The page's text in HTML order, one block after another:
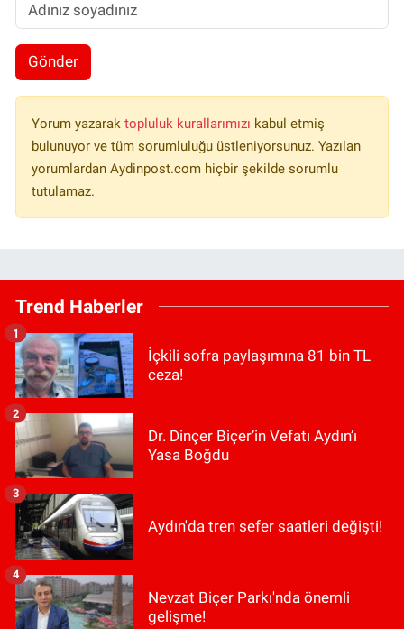
Gönder
Yorum yazarak topluluk kurallarımızı kabul etmiş
bulunuyor ve tüm sorumluluğu üstleniyorsunuz. Yazılan
yorumlardan Aydinpost.com hiçbir şekilde sorumlu
tutulamaz.
Trend Haberler
İçkili sofra paylaşımına 81 bin TL
ceza!
1
Dr. Dinçer Biçer’in Vefatı Aydın’ı
Yasa Boğdu
2
Aydın'da tren sefer saatleri değişti!
3
Nevzat Biçer Parkı'nda önemli
gelişme!
4